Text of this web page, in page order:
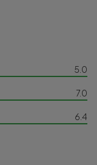
5.0
7.0
6.4